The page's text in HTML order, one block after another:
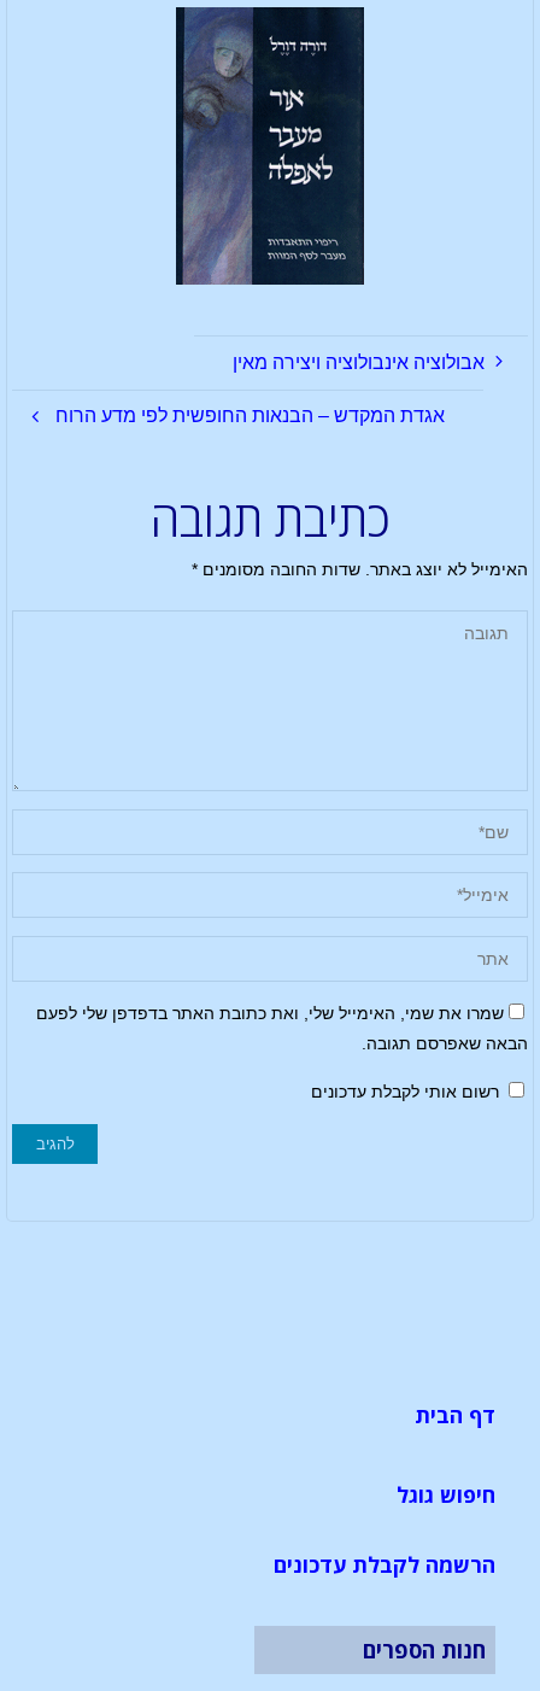
אבולוציה אינבולוציה ויצירה מאין
אגדת המקדש – הבנאות החופשית לפי מדע הרוח
כתיבת תגובה
האימייל לא יוצג באתר. שדות החובה מסומנים*
שמרו את שמי, האימייל שלי, ואת כתובת האתר בדפדפן שלי לפעם
הבאה שאפרסם תגובה.
רשום אותי לקבלת עדכונים
דף הבית
חיפוש גוגל
הרשמה לקבלת עדכונים
חנות הספרים